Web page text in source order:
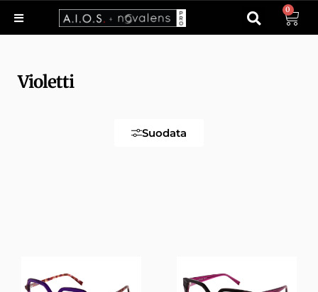
0
Violetti
Suodata